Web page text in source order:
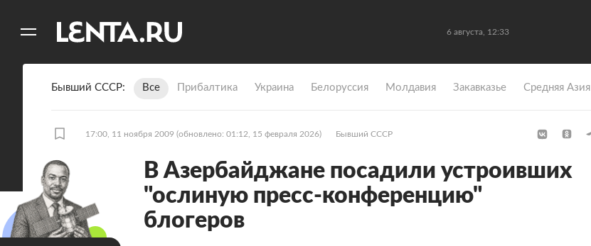
6 августа, 12:33
Бывший СССР Все Прибалтика Украина Белоруссия Молдавия Закавказье Средняя Азия
17:00, 11 ноября 2009 (обновлено: 01:12, 15 февраля 2026) Бывший СССР
В Азербайджане посадили устроивших
"ослиную пресс-конференцию"
блогеров